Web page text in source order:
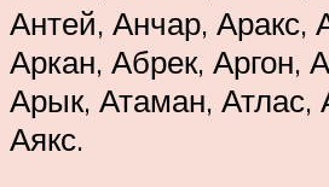
Антей, Анчар, Аракс,
Аркан, Абрек, Аргон,
Арык, Атаман, Атлас,
Аякс.